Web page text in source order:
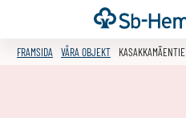
Till
innehållet
Framsida
FRAMSIDA VÅRA OBJEKT